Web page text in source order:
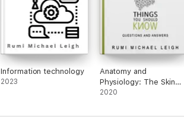
Information technology
2023
Anatomy and
Physiology: The Skin
and Its Tissues
2020